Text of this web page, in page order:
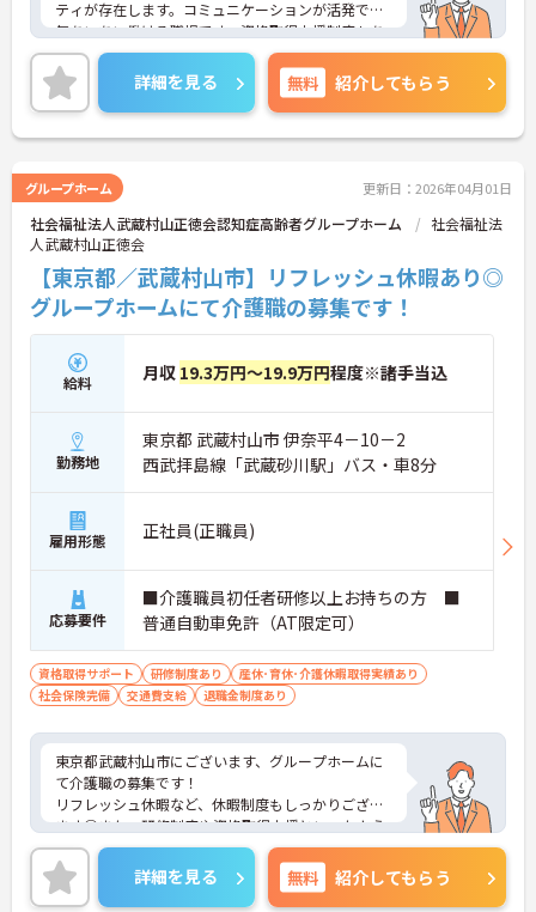
ティが存在します。コミュニケーションが活発で和
気あいあい働ける職場です。資格取得支援制度もあ
り働きながらスキルアップも目指せます。ご興味あ
る方には、面接対策ポイントなど、さらに詳細をお
話しいたしますのでお気軽にご相談ください！
詳細を見る 無料 紹介してもらう
グループホーム 更新日：2026年04月01日
社会福祉法人武蔵村山正徳会認知症高齢者グループホーム
社会福祉法
人武蔵村山正徳会
【東京都／武蔵村山市】リフレッシュ休暇あり◎
グループホームにて介護職の募集です！
給料 月収 19.3万円～19.9万円程度※諸手当込
勤務地
東京都 武蔵村山市 伊奈平4－10－2
西武拝島線「武蔵砂川駅」バス・車8分
雇用形態 正社員(正職員)
応募要件
■介護職員初任者研修以上お持ちの方 ■
普通自動車免許（AT限定可）
資格取得サポート 研修制度あり
産休･育休･介護休暇取得実績あり
社会保険完備
交通費支給 退職金制度あり
東京都武蔵村山市にございます、グループホームに
て介護職の募集です！
リフレッシュ休暇など、休暇制度もしっかりござい
ます◎また、研修制度や資格取得支援といったよう
に、その他福利厚生も充実しています♪
ご興味のある方は、マイナビ介護職までお問い合わ
せください。
詳細を見る 無料 紹介してもらう